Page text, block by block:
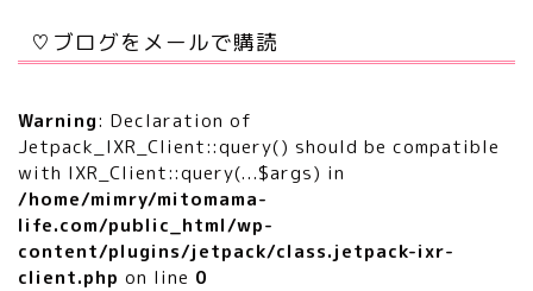
♡ブログをメールで購読
Warning: Declaration of
Jetpack_IXR_Client::query() should be compatible
with IXR_Client::query(...$args) in
/home/mimry/mitomama-
life.com/public_html/wp-
content/plugins/jetpack/class.jetpack-ixr-
client.php on line 0